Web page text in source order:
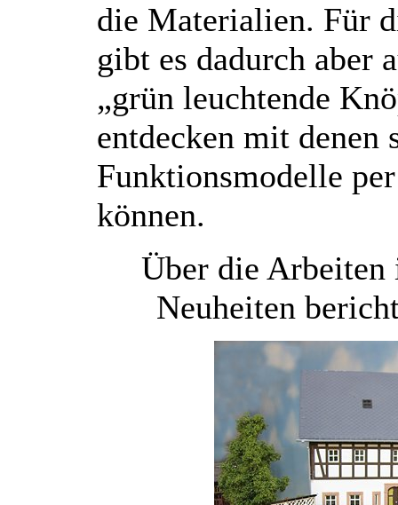
die Materialien. Für
gibt es dadurch aber
„grün leuchtende
entdecken mit denen
Funktionsmodelle
können.
Über die Arbeiten
Neuheiten